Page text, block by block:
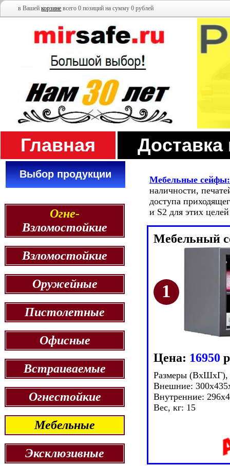
в Вашейкорзине всего 0 позиций на сумму 0 рублей
Главная
Выбор продукции
Огне-
Взломостойкие
Взломостойкие
Оружейные
Пистолетные
Офисные
Встраиваемые
Огнестойкие
Мебельные
Эксклюзивные
Мебельные сейфы:
наличности,
доступа
и S2 для этих
Мебельный
Цена: 16950
Размеры
Внешние:
Внутренние:
Вес, кг: 15